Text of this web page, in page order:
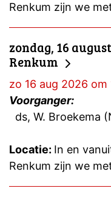
Renkum zijn we
zondag, 16
Renkum
zo 16 aug 2026 om
Voorganger:
ds, W. Broekema
Locatie: In en
Renkum zijn we